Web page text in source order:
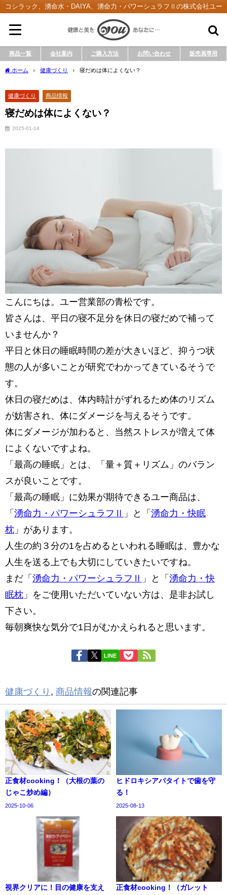
コシラック、湧命水・DAIYA、湧命力・パワーシュラフⅡの株式会社ユー
商品一覧 会社案内 ご購入方法 お問い合わせ 販売員専用
ホーム 健康づくり 寝だめは体によくない？
健康づくり 商品情報
寝だめは体によくない？
2025-01-14
こんにちは。ユー営業部の青松です。
皆さんは、平日の寝不足分を休日の寝だめで補って
いませんか？
平日と休日の睡眠時間の差が大きいほど、抑うつ状
態の人が多いことが研究でわかってきているそうで
す。
休日の寝だめは、体内時計がずれるため体のリズム
が妨害され、体にダメージを与えるそうです。
体にダメージが加わると、当然ストレスが増えて体
によくないですよね。
「最高の睡眠」とは、「量＋質＋リズム」のバラン
スが良いことです。
「最高の睡眠」に効果が期待できるユー商品は、
「 湧命力・パワーシュラフⅡ 」と「 湧命力・快眠
枕 」があります。
人生の約３分の1を占めるといわれる睡眠は、豊かな
人生を送る上でも大切にしていきたいですね。
まだ「 湧命力・パワーシュラフⅡ 」と「 湧命力・快
眠枕 」をご使用いただいていない方は、是非お試し
下さい。
毎朝爽快な気分で1日がむかえられると思います。
LINE
健康づくり , 商品情報の関連記事
正食材cooking！（大根の葉の
じゃこ炒め編）
2025-10-06
ヒドロキシアパタイトで歯を守
る！
2025-08-13
視界クリアに！目の健康を支え
正食材cooking！（ガレット